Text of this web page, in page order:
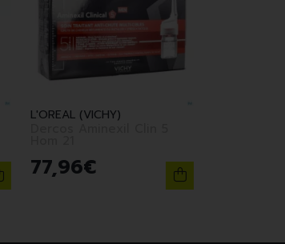
L'OREAL (VICHY)
77,96€